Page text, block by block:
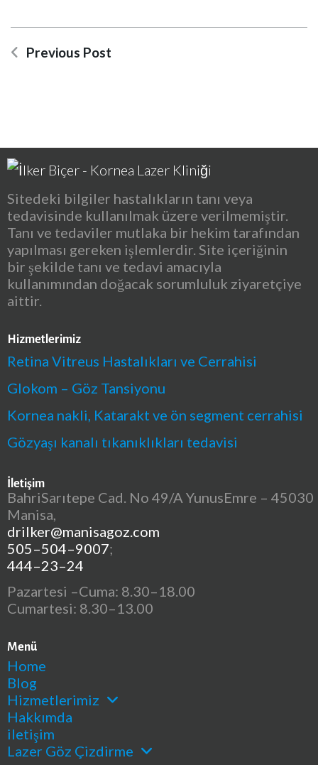
Previous Post
Sitedeki bilgiler hastalıkların tanı veya
tedavisinde kullanılmak üzere verilmemiştir.
Tanı ve tedaviler mutlaka bir hekim tarafından
yapılması gereken işlemlerdir. Site içeriğinin
bir şekilde tanı ve tedavi amacıyla
kullanımından doğacak sorumluluk ziyaretçiye
aittir.
Hizmetlerimiz
Retina Vitreus Hastalıkları ve Cerrahisi
Glokom – Göz Tansiyonu
Kornea nakli, Katarakt ve ön segment cerrahisi
Gözyaşı kanalı tıkanıklıkları tedavisi
İletişim
BahriSarıtepe Cad. No 49/A YunusEmre – 45030
Manisa,
drilker@manisagoz.com
505–504–9007;
444–23–24
Pazartesi –Cuma: 8.30–18.00
Cumartesi: 8.30–13.00
Menü
Home
Blog
Hizmetlerimiz
Hakkımda
iletişim
Lazer Göz Çizdirme